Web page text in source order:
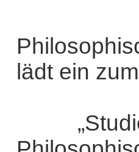
lädt ein zum